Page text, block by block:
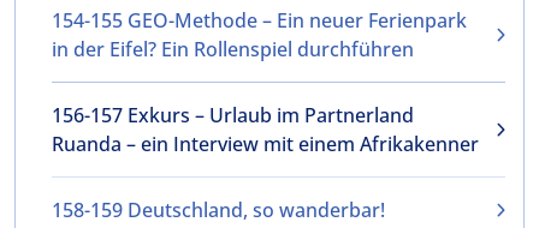
154-155 GEO-Methode – Ein neuer Ferienpark
in der Eifel? Ein Rollenspiel durchführen
156-157 Exkurs – Urlaub im Partnerland
Ruanda – ein Interview mit einem Afrikakenner
158-159 Deutschland, so wanderbar!